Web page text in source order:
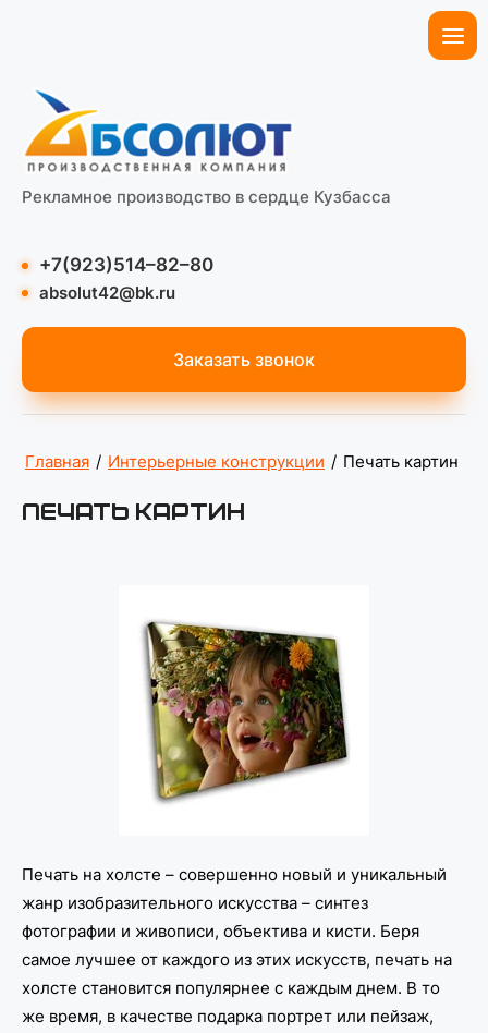
Рекламное производство в сердце Кузбасса
+7(923)514–82–80
absolut42@bk.ru
Заказать звонок
Главная / Интерьерные конструкции / Печать картин
Печать картин
Печать на холсте – совершенно новый и уникальный
жанр изобразительного искусства – синтез
фотографии и живописи, объектива и кисти. Беря
самое лучшее от каждого из этих искусств, печать на
холсте становится популярнее с каждым днем. В то
же время, в качестве подарка портрет или пейзаж,